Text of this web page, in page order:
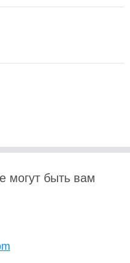
могут быть вам